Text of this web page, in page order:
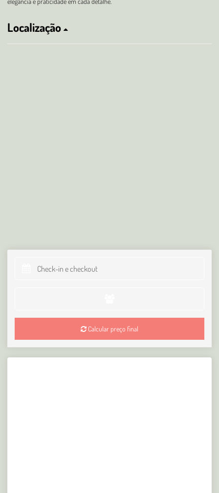
Localização
Calcular preço final